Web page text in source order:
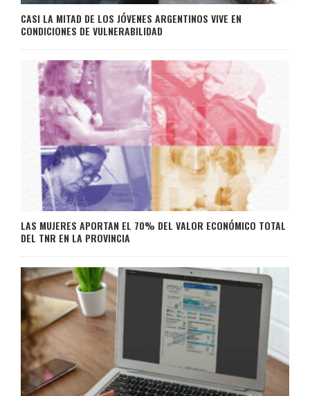
CASI LA MITAD DE LOS JÓVENES ARGENTINOS VIVE EN
CONDICIONES DE VULNERABILIDAD
LAS MUJERES APORTAN EL 70% DEL VALOR ECONÓMICO TOTAL
DEL TNR EN LA PROVINCIA